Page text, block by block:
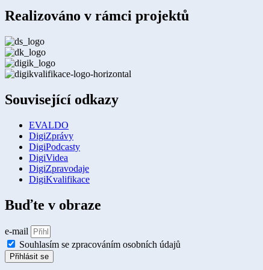
Realizováno v rámci projektů
Související odkazy
EVALDO
DigiZprávy
DigiPodcasty
DigiVidea
DigiZpravodaje
DigiKvalifikace
Buďte v obraze
e-mail
Souhlasím se zpracováním osobních údajů
Přihlásit se